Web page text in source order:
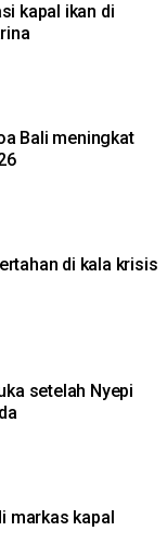
kapal ikan di
Bali meningkat
di kala krisis
setelah Nyepi
markas kapal